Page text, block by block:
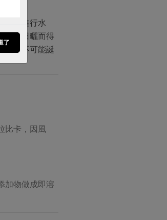
，再進行水
一批日曬而得
，便不可能誕
比卡，因風
加物做成即溶
了